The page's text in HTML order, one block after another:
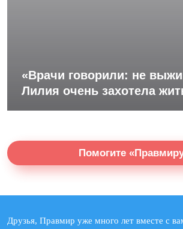
«Врачи говорили: не
Лилия очень захотела
Помогите
Друзья, Правмир уже много лет вместе с